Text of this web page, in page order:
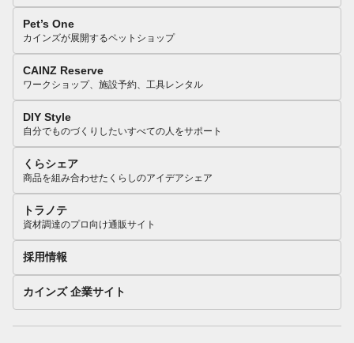
Pet’s One
カインズが展開するペットショップ
CAINZ Reserve
ワークショップ、施設予約、工具レンタル
DIY Style
自分でものづくりしたいすべての人をサポート
くらシェア
商品を組み合わせたくらしのアイデアシェア
トラノテ
資材調達のプロ向け通販サイト
採用情報
カインズ 企業サイト